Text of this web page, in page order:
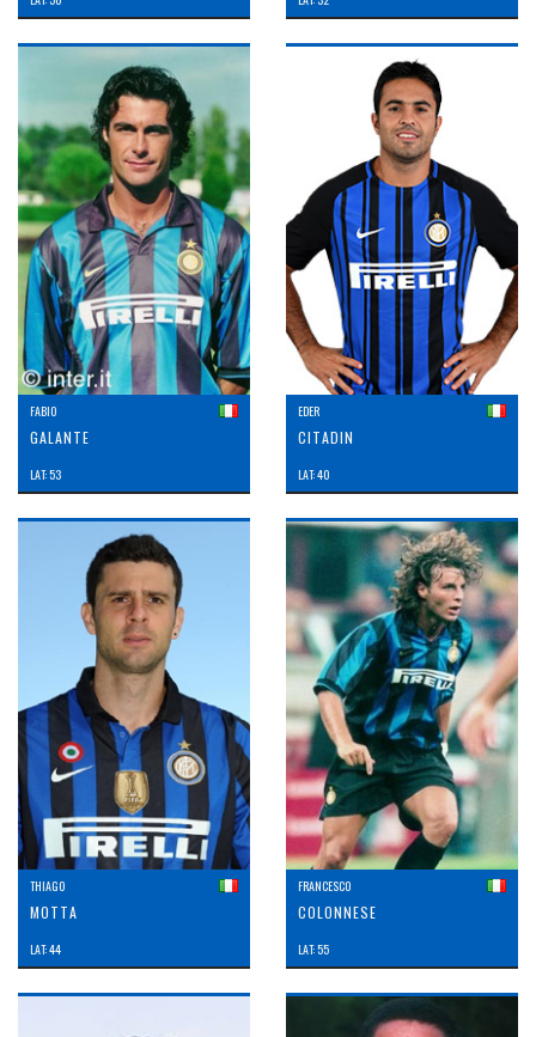
FABIO
GALANTE
LAT: 53
EDER
CITADIN
LAT: 40
THIAGO
MOTTA
LAT: 44
FRANCESCO
COLONNESE
LAT: 55